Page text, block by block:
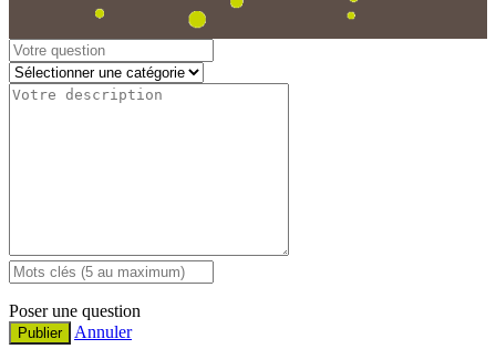
Poser une question
Publier Annuler